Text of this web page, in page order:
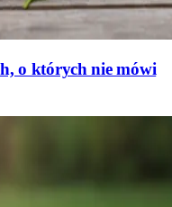
o których nie mówi